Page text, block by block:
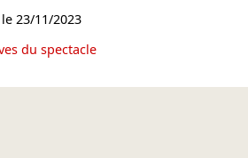
23/11/2023
du spectacle